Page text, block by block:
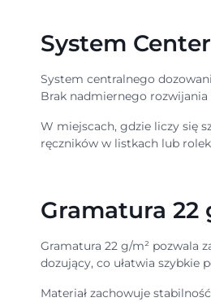
System
System centralnego
Brak nadmiernego rozwijania
W miejscach, gdzie liczy się
ręczników w listkach lub
Gramatura 22
Gramatura 22 g/m² pozwala
dozujący, co ułatwia szybkie
Materiał zachowuje